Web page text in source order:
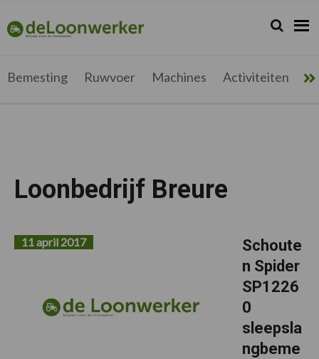
de
hoofdnavigatie
de
hoofd
de
eerste
de
voettekst
deloonwerker.be Zoeken...
Zoek
Bemesting Ruwvoer Machines Activiteiten
Loonbedrijf Breure
Schoute
n Spider
SP1226
0
sleepsla
ngbeme
11 april 2017